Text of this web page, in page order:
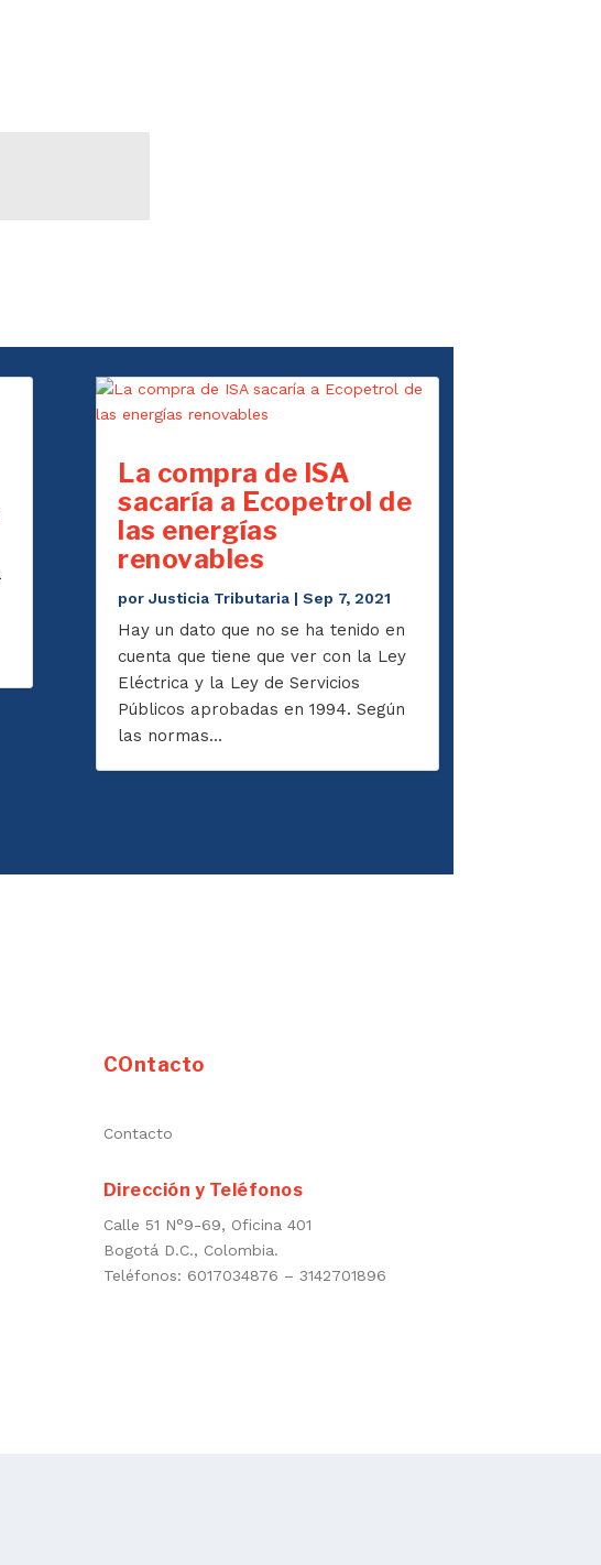
La compra de ISA
sacaría a Ecopetrol de
las energías
renovables
porJusticia Tributaria |Sep 7, 2021
Hay un dato que no se ha tenido en
cuenta que tiene que ver con la Ley
Eléctrica y la Ley de Servicios
Públicos aprobadas en 1994. Según
las normas...
COntacto
Contacto
Dirección y Teléfonos
Calle 51 N°9-69, Oficina 401
Bogotá D.C., Colombia.
Teléfonos: 6017034876 – 3142701896